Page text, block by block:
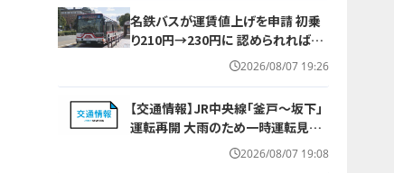
名鉄バスが運賃値上げを申請 初乗
り210円→230円に 認められれば12
月から全路線で平均1割程度の値上
げへ 人件費増や燃料価格の高止ま
2026/08/07 19:26
【交通情報】JR中央線「釜戸～坂下」
運転再開 大雨のため一時運転見合
2026/08/07 19:08